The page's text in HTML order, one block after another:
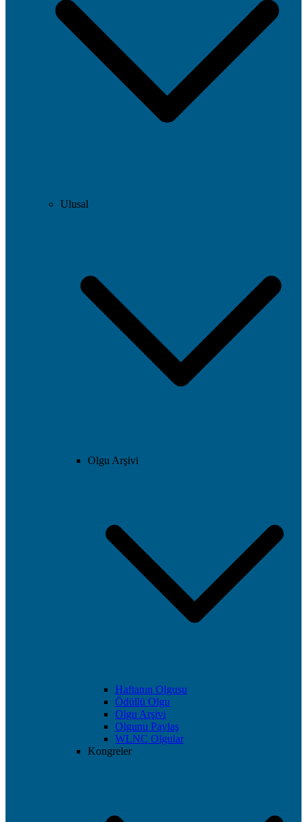
Ulusal
Olgu Arşivi
Haftanın Olgusu
Ödüllü Olgu
Olgu Arşivi
Olgunu Paylaş
WLNC Olgular
Kongreler